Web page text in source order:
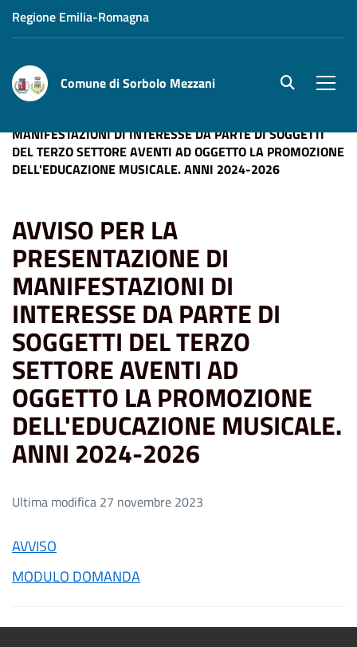
Regione Emilia-Romagna
Comune di Sorbolo Mezzani site.searc
MANIFESTAZIONI DI INTERESSE DA PARTE DI SOGGETTI
DEL TERZO SETTORE AVENTI AD OGGETTO LA PROMOZIONE
DELL'EDUCAZIONE MUSICALE. ANNI 2024-2026
AVVISO PER LA
PRESENTAZIONE DI
MANIFESTAZIONI DI
INTERESSE DA PARTE DI
SOGGETTI DEL TERZO
SETTORE AVENTI AD
OGGETTO LA PROMOZIONE
DELL'EDUCAZIONE MUSICALE.
ANNI 2024-2026
Ultima modifica 27 novembre 2023
AVVISO
MODULO DOMANDA